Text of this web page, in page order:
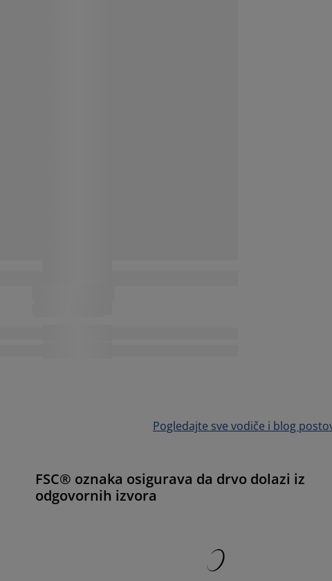
Pogledajte sve vodiče i blog
FSC® oznaka osigurava da drvo dolazi iz
odgovornih izvora